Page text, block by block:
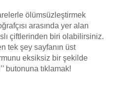
ölümsüzleştirmek
arasında yer alan
çiftlerinden biri olabilirsiniz.
tek şey sayfanın üst
eksiksiz bir şekilde
butonuna tıklamak!